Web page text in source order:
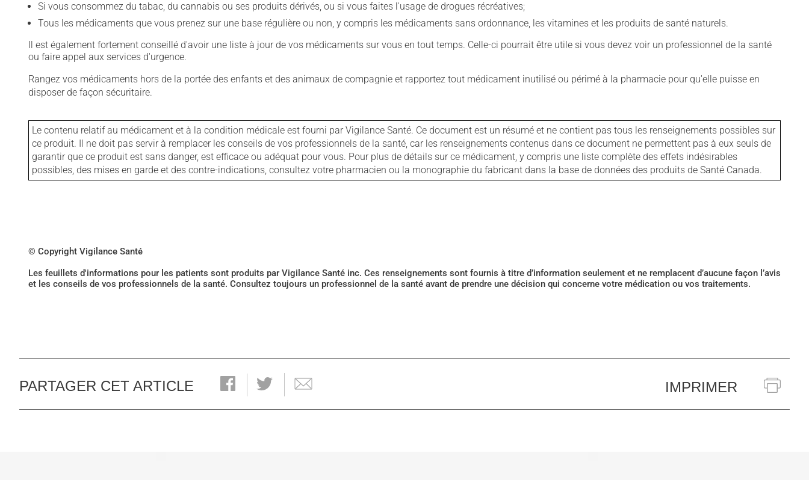
Si vous consommez du tabac, du cannabis ou ses produits dérivés, ou si vous faites l'usage de drogues récréatives;
Tous les médicaments que vous prenez sur une base régulière ou non, y compris les médicaments sans ordonnance, les vitamines et les produits de santé naturels.
Il est également fortement conseillé d'avoir une liste à jour de vos médicaments sur vous en tout temps. Celle-ci pourrait être utile si vous devez voir un professionnel de la santé
ou faire appel aux services d'urgence.
Rangez vos médicaments hors de la portée des enfants et des animaux de compagnie et rapportez tout médicament inutilisé ou périmé à la pharmacie pour qu'elle puisse en
disposer de façon sécuritaire.
Le contenu relatif au médicament et à la condition médicale est fourni par Vigilance Santé. Ce document est un résumé et ne contient pas tous les renseignements possibles sur
ce produit. Il ne doit pas servir à remplacer les conseils de vos professionnels de la santé, car les renseignements contenus dans ce document ne permettent pas à eux seuls de
garantir que ce produit est sans danger, est efficace ou adéquat pour vous. Pour plus de détails sur ce médicament, y compris une liste complète des effets indésirables
possibles, des mises en garde et des contre-indications, consultez votre pharmacien ou la monographie du fabricant dans la base de données des produits de Santé Canada.
© Copyright Vigilance Santé
Les feuillets d'informations pour les patients sont produits par Vigilance Santé inc. Ces renseignements sont fournis à titre d’information seulement et ne remplacent d’aucune façon l’avis
et les conseils de vos professionnels de la santé. Consultez toujours un professionnel de la santé avant de prendre une décision qui concerne votre médication ou vos traitements.
PARTAGER CET ARTICLE IMPRIMER